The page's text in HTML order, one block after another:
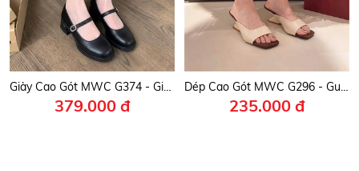
Giày Cao Gót MWC G374 - Giày Búp Bê Cao Gót Phối Quai Mảnh Đính Khóa Kim Loại Thanh Lịch, Nữ Tính, Sang Trọng.
379.000 đ
Dép Cao Gót MWC G296 - Guốc Mule Hở Gót 5P, Quai Da Bản To Mềm Mịn, Êm Ái, Nữ Tính, Sang Trọng.
235.000 đ